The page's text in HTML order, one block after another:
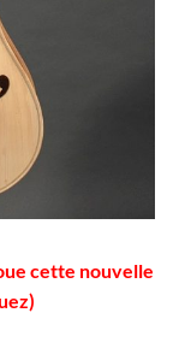
cette nouvelle